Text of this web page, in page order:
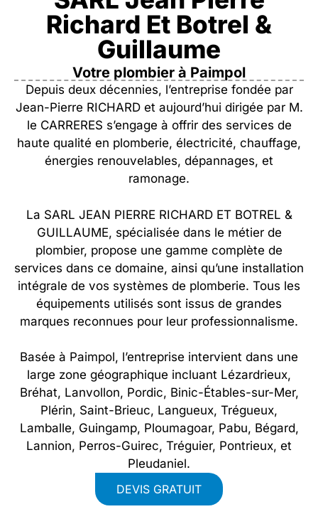
Richard Et Botrel &
Guillaume
Votre plombier à Paimpol
Depuis deux décennies, l’entreprise fondée par
Jean-Pierre RICHARD et aujourd’hui dirigée par M.
le CARRERES s’engage à offrir des services de
haute qualité en plomberie, électricité, chauffage,
énergies renouvelables, dépannages, et
ramonage.
La SARL JEAN PIERRE RICHARD ET BOTREL &
GUILLAUME, spécialisée dans le métier de
plombier, propose une gamme complète de
services dans ce domaine, ainsi qu’une installation
intégrale de vos systèmes de plomberie. Tous les
équipements utilisés sont issus de grandes
marques reconnues pour leur professionnalisme.
Basée à Paimpol, l’entreprise intervient dans une
large zone géographique incluant Lézardrieux,
Bréhat, Lanvollon, Pordic, Binic-Étables-sur-Mer,
Plérin, Saint-Brieuc, Langueux, Trégueux,
Lamballe, Guingamp, Ploumagoar, Pabu, Bégard,
Lannion, Perros-Guirec, Tréguier, Pontrieux, et
Pleudaniel.
DEVIS GRATUIT